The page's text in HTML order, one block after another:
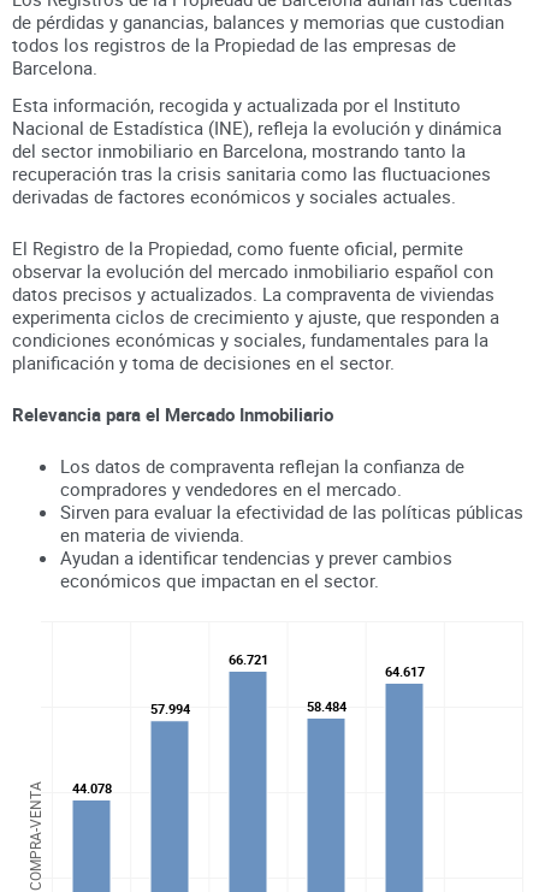
de pérdidas y ganancias, balances y memorias que custodian
todos los registros de la Propiedad de las empresas de
Barcelona
Esta información, recogida y actualizada por el Instituto
Nacional de Estadística (INE), refleja la evolución y dinámica
del sector inmobiliario en Barcelona, mostrando tanto la
recuperación tras la crisis sanitaria como las fluctuaciones
derivadas de factores económicos y sociales actuales.
El Registro de la Propiedad, como fuente oficial, permite
observar la evolución del mercado inmobiliario español con
datos precisos y actualizados. La compraventa de viviendas
experimenta ciclos de crecimiento y ajuste, que responden a
condiciones económicas y sociales, fundamentales para la
planificación y toma de decisiones en el sector.
Relevancia para el Mercado Inmobiliario
Los datos de compraventa reflejan la confianza de
compradores y vendedores en el mercado.
Sirven para evaluar la efectividad de las políticas públicas
en materia de vivienda.
Ayudan a identificar tendencias y prever cambios
económicos que impactan en el sector.
COMPRA-VENTA 44.078
44.078
57.994
57.994
66.721
66.721
58.484
58.484
64.617
64.617